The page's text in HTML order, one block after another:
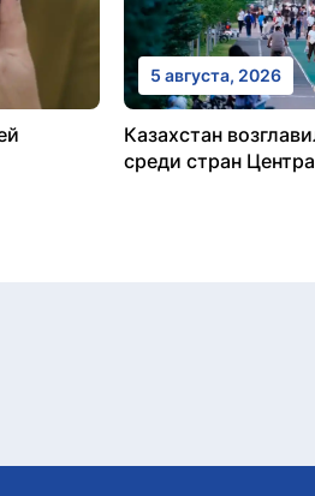
5 августа, 2026
Казахстан
среди стран